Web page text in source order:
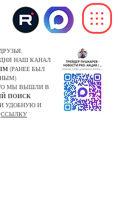
НАШ КАНАЛ
(РАНЕЕ БЫЛ
МЫ ВЫШЛИ В
ПОИСК
УДОБНУЮ И
ССЫЛКУ